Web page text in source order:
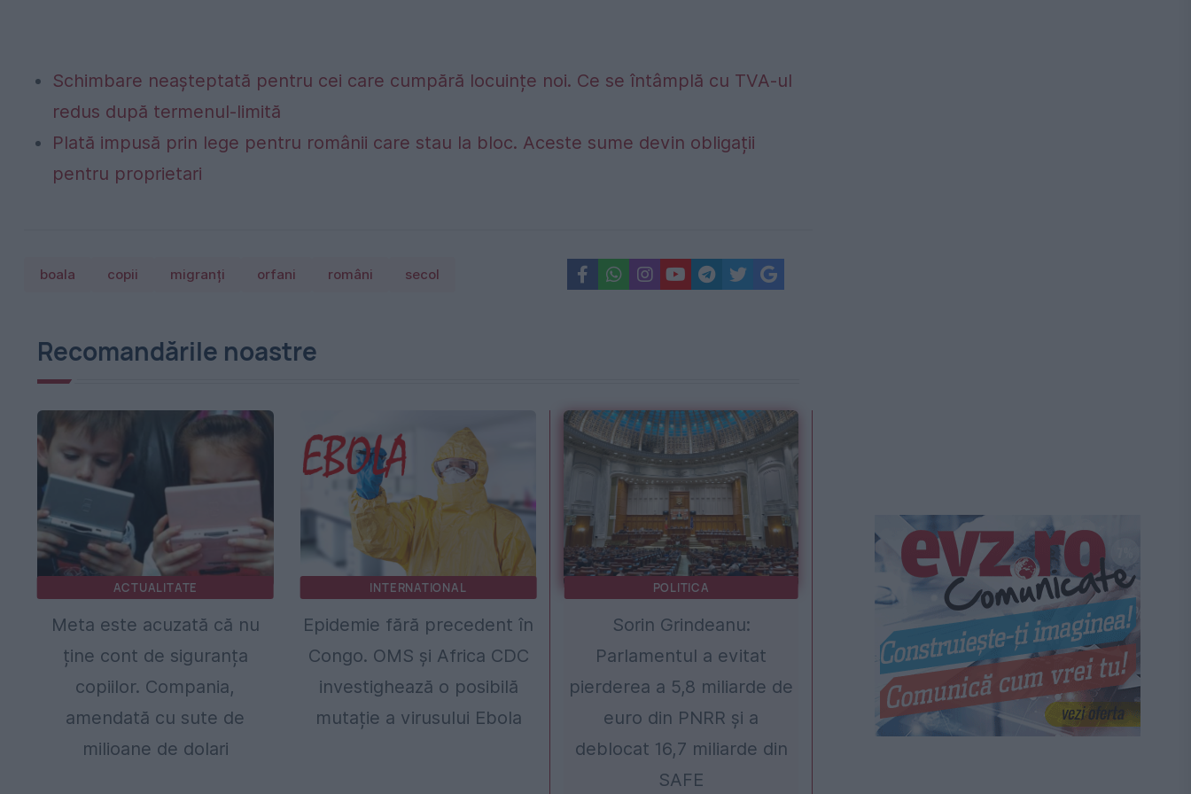
Schimbare neașteptată pentru cei care cumpără locuințe noi. Ce se întâmplă cu TVA-ul
redus după termenul-limită
Plată impusă prin lege pentru românii care stau la bloc. Aceste sume devin obligații
pentru proprietari
boala copii migranți orfani români secol
Recomandările noastre
ACTUALITATE
Meta este acuzată că nu
ține cont de siguranța
copiilor. Compania,
amendată cu sute de
milioane de dolari
INTERNATIONAL
Epidemie fără precedent în
Congo. OMS și Africa CDC
investighează o posibilă
mutație a virusului Ebola
POLITICA
Sorin Grindeanu:
Parlamentul a evitat
pierderea a 5,8 miliarde de
euro din PNRR și a
deblocat 16,7 miliarde din
SAFE